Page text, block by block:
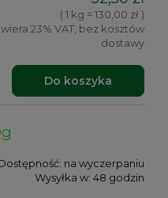
( 1 kg = 130,00 zł )
23% VAT, bez kosztów
dostawy
Do koszyka
na wyczerpaniu
Wysyłka w: 48 godzin